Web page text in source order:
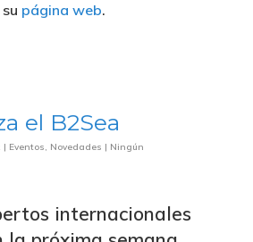
página web.
el B2Sea
| Eventos, Novedades | Ningún
internacionales